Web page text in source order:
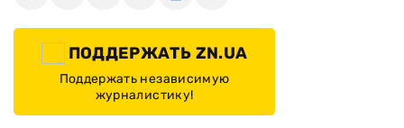
ПОДДЕРЖАТЬ ZN.UA
Поддержать независимую
журналистику!